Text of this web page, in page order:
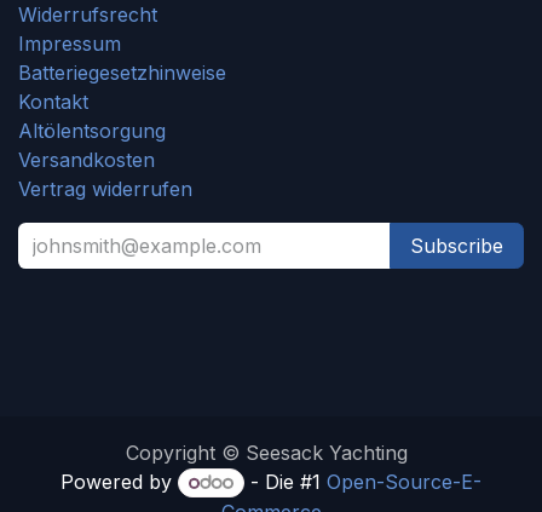
Widerrufsrecht
Impressum
Batteriegesetzhinweise
Kontakt
Altölentsorgung
Versandkosten
Vertrag widerrufen
Subscribe
Copyright © Seesack Yachting
Powered by
- Die #1 Open-Source-E-